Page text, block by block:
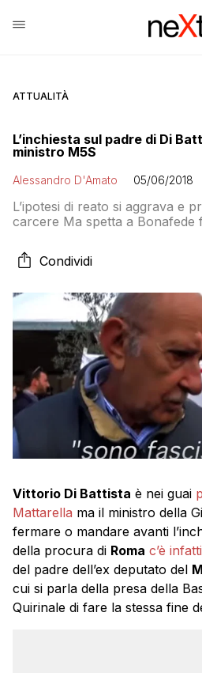
ATTUALITÀ
L’inchiesta sul padre di Di
ministro M5S
Alessandro D'Amato 05/06/2018
L’ipotesi di reato si aggrava e
carcere Ma spetta a
Condividi
Vittorio Di Battista è nei guai
Mattarella ma il ministro della
fermare o mandare avanti
della procura di Roma c’è
del padre dell’ex deputato del
cui si parla della presa della
Quirinale di fare la stessa fine